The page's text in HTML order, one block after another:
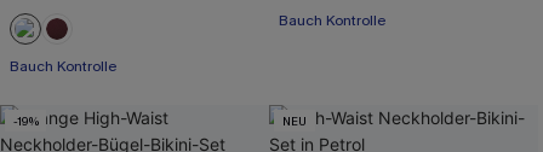
Bauch Kontrolle
Bauch Kontrolle
-19% NEU